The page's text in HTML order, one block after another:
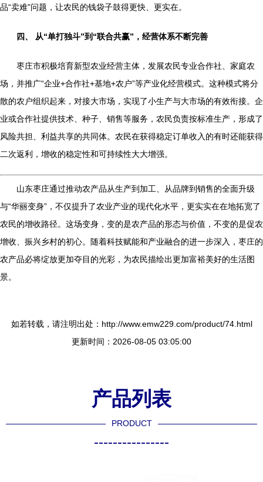
品“卖难”问题，让农民的钱袋子鼓得更快、更实在。
四、 从“单打独斗”到“联合共赢”，经营体系不断完善
枣庄市积极培育新型农业经营主体，发展农民专业合作社、家庭农
场，并推广“企业+合作社+基地+农户”等产业化经营模式。这种模式将分
散的农户组织起来，对接大市场，实现了小生产与大市场的有效衔接。企
业或合作社提供技术、种子、销售等服务，农民负责按标准生产，形成了
风险共担、利益共享的共同体。农民在获得稳定订单收入的有时还能获得
二次返利，增收的稳定性和可持续性大大增强。
山东枣庄通过推动农产品从生产到加工、从品牌到销售的全面升级
与“华丽变身”，不仅提升了农业产业的现代化水平，更实实在在地拓宽了
农民的增收路径。这场变身，变的是农产品的形态与价值，不变的是促农
增收、振兴乡村的初心。随着科技赋能和产业融合的进一步深入，枣庄的
农产品必将绽放更加夺目的光彩，为农民描绘出更加富裕美好的生活图
景。
如若转载，请注明出处：http://www.emw229.com/product/74.html
更新时间：2026-08-05 03:05:00
产品列表
PRODUCT
----------------